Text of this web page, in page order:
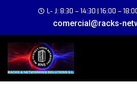
L- J: 8:30 – 14:30 | 16:00 –
comercial@racks-